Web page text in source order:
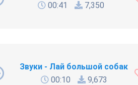
00:41
7,350
Звуки - Лай большой собаки
00:10
9,673